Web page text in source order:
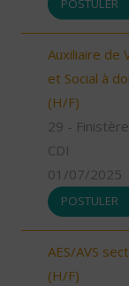
POSTULER
Auxiliaire de
et Social à
(H/F)
29 - Finistère
CDI
01/07/2025
POSTULER
AES/AVS
(H/F)